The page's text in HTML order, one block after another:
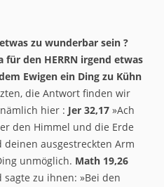
zu wunderbar sein ?
für den HERRN irgend etwas
Ewigen ein Ding zu Kühn
die Antwort finden wir
hier : Jer 32,17 »Ach
den Himmel und die Erde
ausgestreckten Arm
unmöglich. Math 19,26
sagte zu ihnen: »Bei den